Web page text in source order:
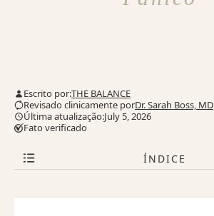
Escrito por:THE BALANCE
Revisado clinicamente porDr. Sarah Boss, MD
Última atualização:July 5, 2026
Fato verificado
ÍNDICE